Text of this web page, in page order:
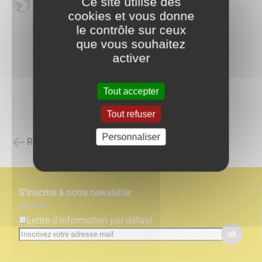
Site internet
Retour à la liste des carnets d'adresses
S'inscrire à notre newsletter
Lettre d'information par défaut
ok
cookies et vous donne
le contrôle sur ceux
que vous souhaitez
activer
Tout accepter
Tout refuser
Personnaliser